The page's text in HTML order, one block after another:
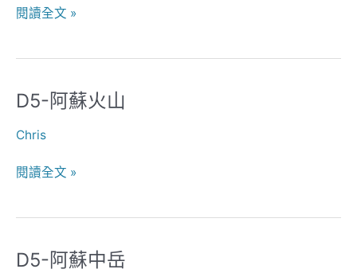
山-1
閱讀全文 »
D5-阿蘇火山
Chris
D5-
蘇
山
閱讀全文 »
D5-阿蘇中岳
D5-